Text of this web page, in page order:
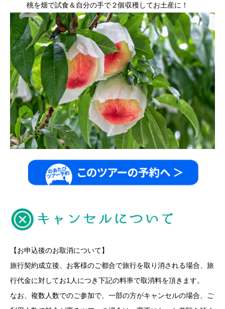
桃を畑で試食＆自分の手で２個収穫してお土産に！
【お申込後のお取消について】
旅行契約成立後、お客様のご都合で旅行を取り消される場合、旅
行代金に対してお1人につき下記の料率で取消料を頂きます。
なお、複数人数でのご参加で、一部の方がキャンセルの場合、ご